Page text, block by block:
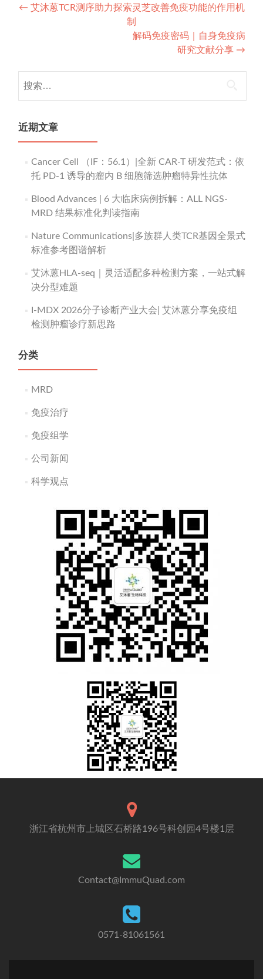
Post
← 艾沐蒽TCR测序助力探索灵芝改善免疫功能的作用机
制
解码免疫密码｜自身免疫病
研究文献分享 →
索：
近期文章
Cancer Cell （IF：56.1）|全新 CAR-T 研发范式：依
托 PD-1 诱导的瘤内 B 细胞筛选肿瘤特异性抗体
Blood Advances | 6 大临床病例拆解：ALL NGS-
MRD 结果标准化判读指南
Nature Communications|多族群人类TCR基因全景式
标准参考图谱解析
艾沐蒽HLA-seq｜灵活适配多种检测方案，一站式解
决分型难题
I-MDX 2026分子诊断产业大会| 艾沐蒽分享免疫组
检测肿瘤诊疗新思路
分类
MRD
免疫治疗
免疫组学
公司新闻
科学观点
浙江省杭州市上城区石桥路196号科创园4号楼1层
Contact@ImmuQuad.com
0571-81061561